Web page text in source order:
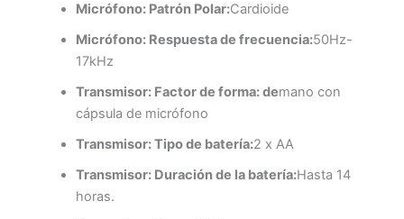
Micrófono: Patrón Polar:Cardioide
Micrófono: Respuesta de frecuencia:50Hz-
17kHz
Transmisor: Factor de forma: demano con
cápsula de micrófono
Transmisor: Tipo de batería:2 x AA
Transmisor: Duración de la batería:Hasta 14
horas.